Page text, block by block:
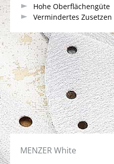
Hohe Oberflächengüte
Vermindertes
MENZER White